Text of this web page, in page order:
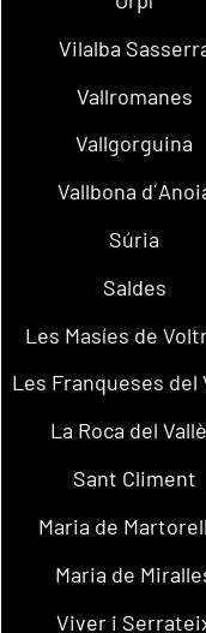
Vilalba
Vallromanes
Vallgorguina
Vallbona
Súria
Saldes
Les Masíes de
Les Franqueses del
La Roca del
Sant Climent
Maria de
Maria de
Viver i